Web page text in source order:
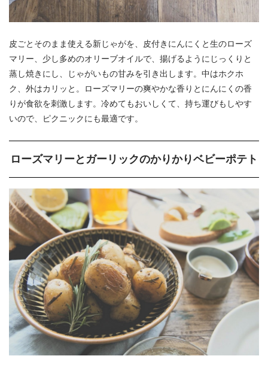
皮ごとそのまま使える新じゃがを、皮付きにんにくと生のローズ
マリー、少し多めのオリーブオイルで、揚げるようにじっくりと
蒸し焼きにし、じゃがいもの甘みを引き出します。中はホクホ
ク、外はカリッと。ローズマリーの爽やかな香りとにんにくの香
りが食欲を刺激します。冷めてもおいしくて、持ち運びもしやす
いので、ピクニックにも最適です。
ローズマリーとガーリックのかりかりベビーポテト